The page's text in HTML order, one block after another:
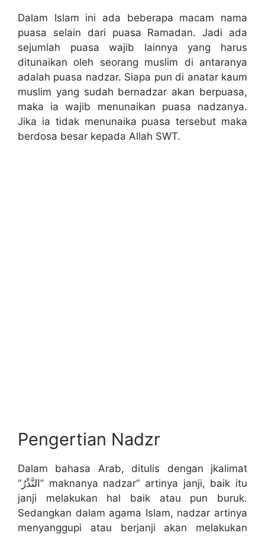
Dalam Islam ini ada beberapa macam nama
puasa selain dari puasa Ramadan. Jadi ada
sejumlah puasa wajib lainnya yang harus
ditunaikan oleh seorang muslim di antaranya
adalah puasa nadzar. Siapa pun di anatar kaum
muslim yang sudah bernadzar akan berpuasa,
maka ia wajib menunaikan puasa nadzanya.
Jika ia tidak menunaika puasa tersebut maka
berdosa besar kepada Allah SWT.
Pengertian Nadzr
Dalam bahasa Arab, ditulis dengan jkalimat
“النَّذْرُ” maknanya nadzar” artinya janji, baik itu
janji melakukan hal baik atau pun buruk.
Sedangkan dalam agama Islam, nadzar artinya
menyanggupi atau berjanji akan melakukan